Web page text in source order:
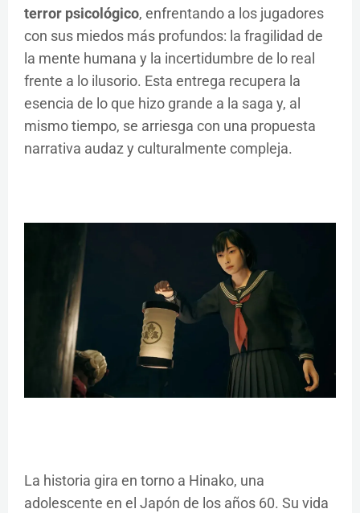
terror psicológico, enfrentando a los jugadores
con sus miedos más profundos: la fragilidad de
la mente humana y la incertidumbre de lo real
frente a lo ilusorio. Esta entrega recupera la
esencia de lo que hizo grande a la saga y, al
mismo tiempo, se arriesga con una propuesta
narrativa audaz y culturalmente compleja.
La historia gira en torno a Hinako, una
adolescente en el Japón de los años 60. Su vida